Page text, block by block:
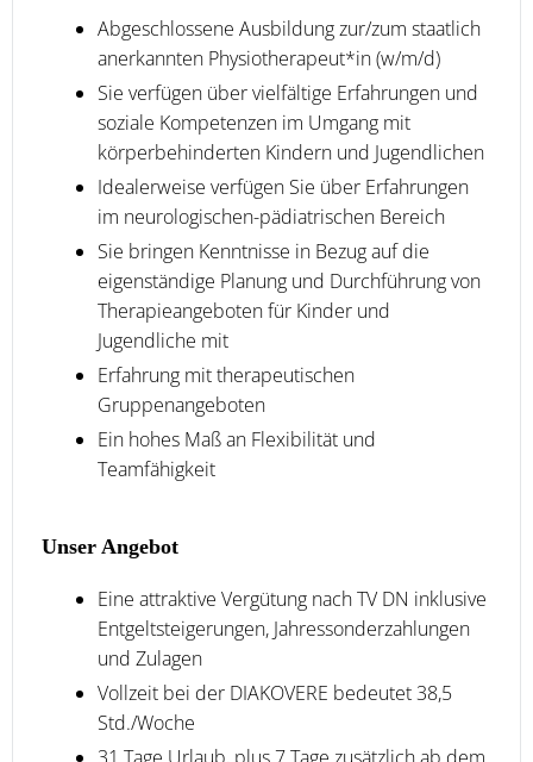
Abgeschlossene Ausbildung zur/zum staatlich
anerkannten Physiotherapeut*in (w/m/d)
Sie verfügen über vielfältige Erfahrungen und
soziale Kompetenzen im Umgang mit
körperbehinderten Kindern und Jugendlichen
Idealerweise verfügen Sie über Erfahrungen
im neurologischen-pädiatrischen Bereich
Sie bringen Kenntnisse in Bezug auf die
eigenständige Planung und Durchführung von
Therapieangeboten für Kinder und
Jugendliche mit
Erfahrung mit therapeutischen
Gruppenangeboten
Ein hohes Maß an Flexibilität und
Teamfähigkeit
Unser Angebot
Eine attraktive Vergütung nach TV DN inklusive
Entgeltsteigerungen, Jahressonderzahlungen
und Zulagen
Vollzeit bei der DIAKOVERE bedeutet 38,5
Std./Woche